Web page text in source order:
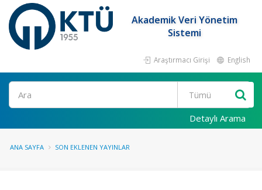
Akademik Veri Yönetim
Sistemi
Araştırmacı Girişi English
Ara
Detaylı Arama
ANA SAYFA SON EKLENEN YAYINLAR